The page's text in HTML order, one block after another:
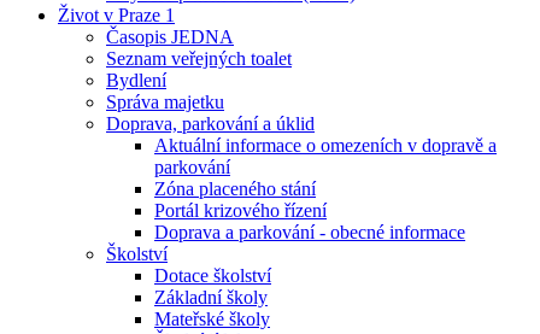
Život v Praze 1
Časopis JEDNA
Seznam veřejných toalet
Bydlení
Správa majetku
Doprava, parkování a úklid
Aktuální informace o omezeních v dopravě a
parkování
Zóna placeného stání
Portál krizového řízení
Doprava a parkování - obecné informace
Školství
Dotace školství
Základní školy
Mateřské školy